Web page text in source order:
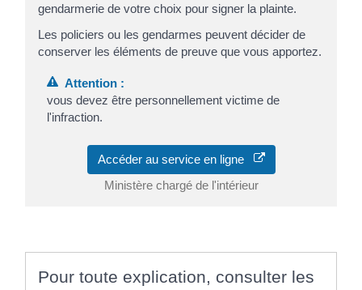
gendarmerie de votre choix pour signer la plainte.
Les policiers ou les gendarmes peuvent décider de
conserver les éléments de preuve que vous apportez.
Attention :
vous devez être personnellement victime de
l'infraction.
Accéder au service en ligne
Ministère chargé de l'intérieur
Pour toute explication, consulter les